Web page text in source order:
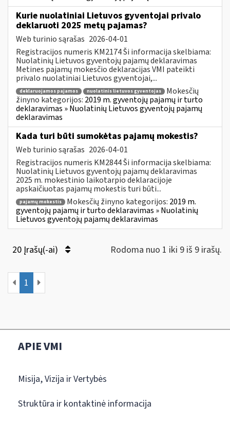
Kurie nuolatiniai Lietuvos gyventojai privalo
deklaruoti 2025 metų pajamas?
Web turinio sąrašas 2026-04-01
Registracijos numeris KM2174 Ši informacija skelbiama:
Nuolatinių Lietuvos gyventojų pajamų deklaravimas
Metines pajamų mokesčio deklaracijas VMI pateikti
privalo nuolatiniai Lietuvos gyventojai,...
deklaruojamos pajamos nuolatinis lietuvos gyventojas
Mokesčių
žinyno kategorijos: 2019 m. gyventojų pajamų ir turto
deklaravimas » Nuolatinių Lietuvos gyventojų pajamų
deklaravimas
Kada turi būti sumokėtas pajamų mokestis?
Web turinio sąrašas 2026-04-01
Registracijos numeris KM2844 Ši informacija skelbiama:
Nuolatinių Lietuvos gyventojų pajamų deklaravimas
2025 m. mokestinio laikotarpio deklaracijoje
apskaičiuotas pajamų mokestis turi būti...
pajamų mokestis Mokesčių žinyno kategorijos: 2019 m.
gyventojų pajamų ir turto deklaravimas » Nuolatinių
Lietuvos gyventojų pajamų deklaravimas
20 Įrašų(-ai) Rodoma nuo 1 iki 9 iš 9 irašų.
1
APIE VMI
Misija, Vizija ir Vertybės
Struktūra ir kontaktinė informacija